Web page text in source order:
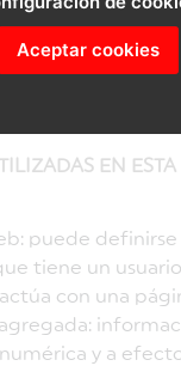
tus hábitos de
e identificarte
EN
puede definirse
tiene un
con una
y a
Aceptar cookies